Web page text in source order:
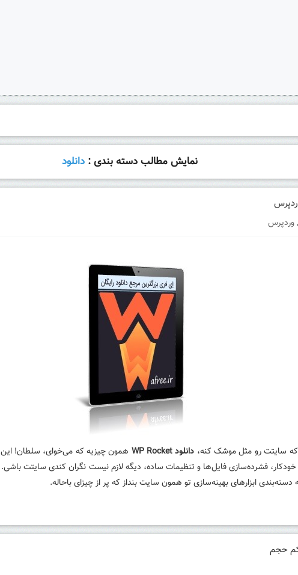
نمایش مطالب دسته بندی : دانلود
,وردپرس
سایتت رو مثل موشک کنه، دانلود WP Rocket همون چیزیه که می‌خوای، سلطان! این
فشرده‌سازی فایل‌ها و تنظیمات ساده، دیگه لازم نیست نگران کندی سایتت باشی.
ابزارهای بهینه‌سازی تو همون سایت بنداز که پر از چیزای باحاله.